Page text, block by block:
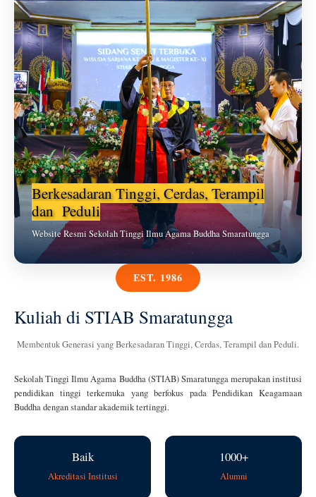
Berkesadaran Tinggi, Cerdas, Terampil
dan Peduli
Website Resmi Sekolah Tinggi Ilmu Agama Buddha Smaratungga
EST. 1986
Kuliah di STIAB Smaratungga
Membentuk Generasi yang Berkesadaran Tinggi, Cerdas, Terampil dan Peduli.
Sekolah Tinggi Ilmu Agama Buddha (STIAB) Smaratungga merupakan institusi
pendidikan tinggi terkemuka yang berfokus pada Pendidikan Keagamaan
Buddha dengan standar akademik tertinggi.
Baik
Akreditasi Institusi
1000+
Alumni